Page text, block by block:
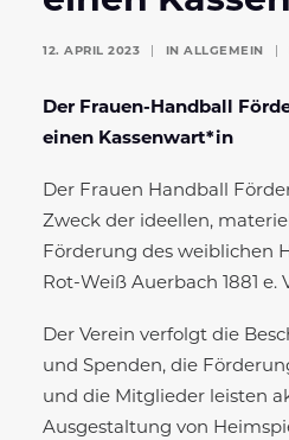
12. APRIL 2023 IN ALLGEMEIN
Der Frauen-Handball
einen Kassenwart*in
Der Frauen Handball
Zweck der ideellen,
Förderung des weiblichen
Rot-Weiß Auerbach 1881 e.
Der Verein verfolgt die
und Spenden, die
und die Mitglieder leisten
Ausgestaltung von